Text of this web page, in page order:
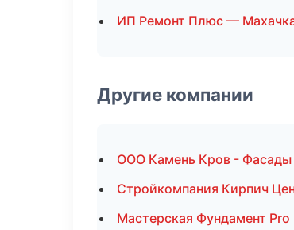
ИП Ремонт Плюс —
Другие компании
ООО Камень Кров - Фасады
Стройкомпания Кирпич
Мастерская Фундамент